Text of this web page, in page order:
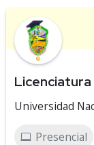
Licenciatura
Universidad
Presencial